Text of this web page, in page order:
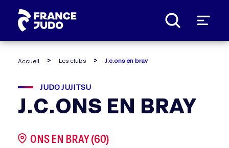
Accueil Les clubs J.c.ons en bray
JUDO JUJITSU
J.C.ONS EN BRAY
ONS EN BRAY (60)